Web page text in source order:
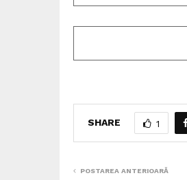
SHARE 1
POSTAREA ANTERIOARĂ